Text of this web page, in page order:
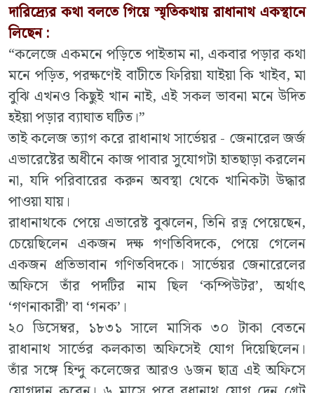
দারিদ্র্যের কথা বলতে গিয়ে স্মৃতিকথায় রাধানাথ একস্থানে
লিছেন :
“কলেজে একমনে পড়িতে পাইতাম না, একবার পড়ার কথা
মনে পড়িত, পরক্ষণেই বাটীতে ফিরিয়া যাইয়া কি খাইব, মা
বুঝি এখনও কিছুই খান নাই, এই সকল ভাবনা মনে উদিত
হইয়া পড়ার ব্যাঘাত ঘটিত।”
তাই কলেজ ত্যাগ করে রাধানাথ সার্ভেয়র - জেনারেল জর্জ
এভারেষ্টের অধীনে কাজ পাবার সুযোগটা হাতছাড়া করলেন
না, যদি পরিবারের করুন অবস্থা থেকে খানিকটা উদ্ধার
পাওয়া যায়।
রাধানাথকে পেয়ে এভারেষ্ট বুঝলেন, তিনি রত্ন পেয়েছেন,
চেয়েছিলেন একজন দক্ষ গণতিবিদকে, পেয়ে গেলেন
একজন প্রতিভাবান গণিতবিদকে। সার্ভেয়র জেনারেলের
অফিসে তাঁর পদটির নাম ছিল ‘কম্পিউটর’, অর্থাৎ
‘গণনাকারী’ বা ‘গনক’।
২০ ডিসেম্বর, ১৮৩১ সালে মাসিক ৩০ টাকা বেতনে
রাধানাথ সার্ভের কলকাতা অফিসেই যোগ দিয়েছিলেন।
তাঁর সঙ্গে হিন্দু কলেজের আরও ৬জন ছাত্র এই অফিসে